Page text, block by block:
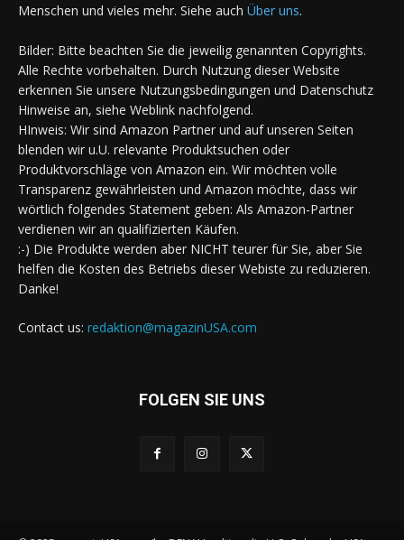
Menschen und vieles mehr. Siehe auch Über uns.
Bilder: Bitte beachten Sie die jeweilig genannten Copyrights.
Alle Rechte vorbehalten. Durch Nutzung dieser Website
erkennen Sie unsere Nutzungsbedingungen und Datenschutz
Hinweise an, siehe Weblink nachfolgend.
HInweis: Wir sind Amazon Partner und auf unseren Seiten
blenden wir u.U. relevante Produktsuchen oder
Produktvorschläge von Amazon ein. Wir möchten volle
Transparenz gewährleisten und Amazon möchte, dass wir
wörtlich folgendes Statement geben: Als Amazon-Partner
verdienen wir an qualifizierten Käufen.
:-) Die Produkte werden aber NICHT teurer für Sie, aber Sie
helfen die Kosten des Betriebs dieser Webiste zu reduzieren.
Danke!
Contact us: redaktion@magazinUSA.com
FOLGEN SIE UNS